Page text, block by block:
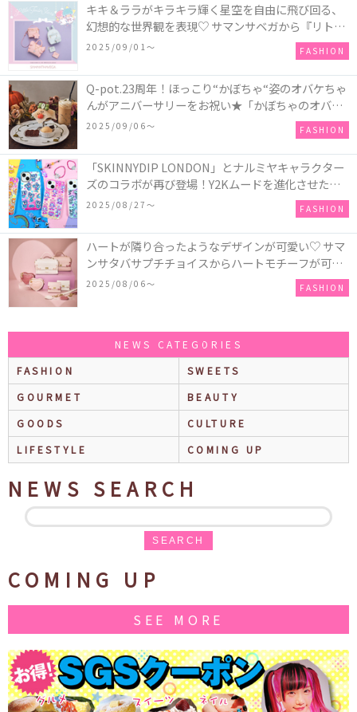
キキ＆ララがキラキラ輝く星空を自由に飛び回る、
幻想的な世界観を表現♡ サマンサベガから『リトル
ツインスターズ』50周年アニバーサリーイヤー』を
2025/09/01〜 FASHION
Q-pot.23周年！ほっこり“かぼちゃ“姿のオバケちゃ
んがアニバーサリーをお祝い★「かぼちゃのオバケ
ーキアクセサリー」が新発売！Q-pot CAFE.では
「かぼちゃのオバケーキプレート」も登場
2025/09/06〜 FASHION
「SKINNYDIP LONDON」とナルミヤキャラクター
ズのコラボが再び登場！Y2Kムードを進化させた新
作コレクションを発売♪
2025/08/27〜 FASHION
ハートが隣り合ったようなデザインが可愛い♡ サマ
ンサタバサプチチョイスからハートモチーフが可愛
いHeart Collectionが発売！
2025/08/06〜 FASHION
NEWS CATEGORIES
FASHION
SWEETS
GOURMET
BEAUTY
GOODS
CULTURE
LIFESTYLE
COMING UP
NEWS SEARCH
SEARCH
COMING UP
SEE MORE